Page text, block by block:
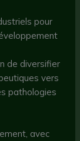
pour
de diversifier
vers
pathologies
avec